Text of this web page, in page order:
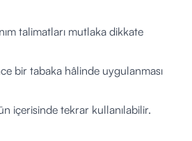
talimatları mutlaka dikkate
bir tabaka hâlinde uygulanması
içerisinde tekrar kullanılabilir.